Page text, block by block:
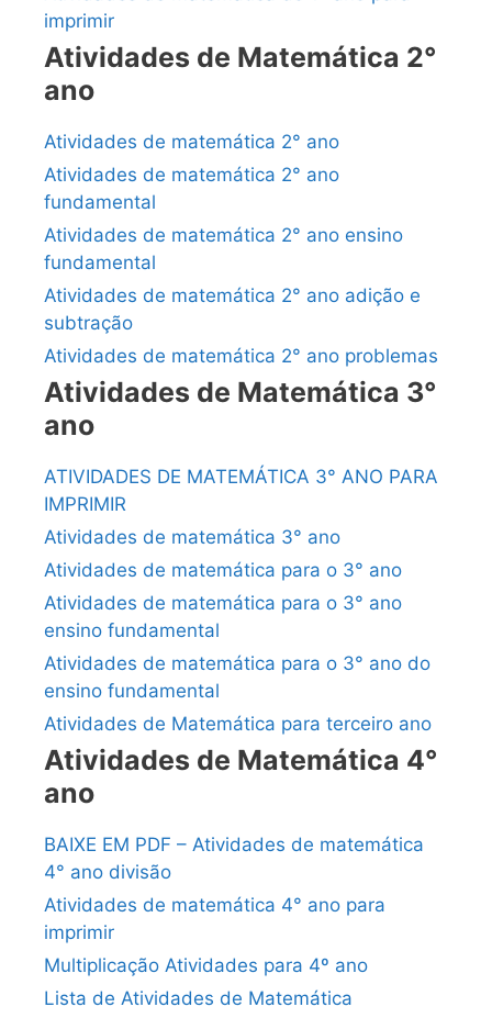
imprimir
Atividades de Matemática 2°
ano
Atividades de matemática 2° ano
Atividades de matemática 2° ano
fundamental
Atividades de matemática 2° ano ensino
fundamental
Atividades de matemática 2° ano adição e
subtração
Atividades de matemática 2° ano problemas
Atividades de Matemática 3°
ano
ATIVIDADES DE MATEMÁTICA 3° ANO PARA
IMPRIMIR
Atividades de matemática 3° ano
Atividades de matemática para o 3° ano
Atividades de matemática para o 3° ano
ensino fundamental
Atividades de matemática para o 3° ano do
ensino fundamental
Atividades de Matemática para terceiro ano
Atividades de Matemática 4°
ano
BAIXE EM PDF – Atividades de matemática
4° ano divisão
Atividades de matemática 4° ano para
imprimir
Multiplicação Atividades para 4º ano
Lista de Atividades de Matemática